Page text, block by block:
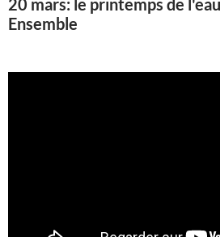
Ensemble